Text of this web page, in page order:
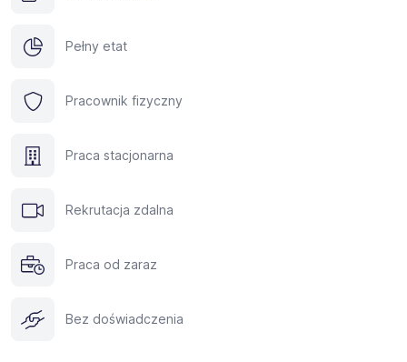
Pełny etat
Pracownik fizyczny
Praca stacjonarna
Rekrutacja zdalna
Praca od zaraz
Bez doświadczenia